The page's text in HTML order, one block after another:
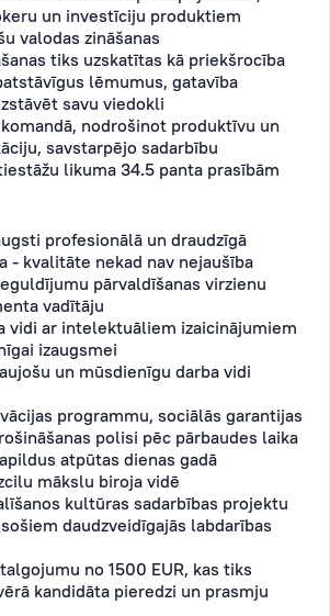
un investīciju produktiem
valodas zināšanas
tiks uzskatītas kā priekšrocība
lēmumus, gatavība
savu viedokli
nodrošinot produktīvu un
savstarpējo sadarbību
likuma 34.5 panta prasībām
profesionālā un draudzīgā
- kvalitāte nekad nav nejaušība
pārvaldīšanas virzienu
vadītāju
vidi ar intelektuāliem izaicinājumiem
izaugsmei
un mūsdienīgu darba vidi
programmu, sociālās garantijas
polisi pēc pārbaudes laika
atpūtas dienas gadā
mākslu biroja vidē
kultūras sadarbības projektu
daudzveidīgajās labdarības
no 1500 EUR, kas tiks
kandidāta pieredzi un prasmju